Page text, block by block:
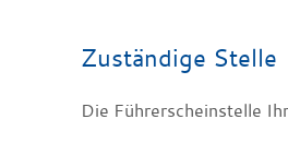
Zuständige Stelle
Die Führerscheinstelle